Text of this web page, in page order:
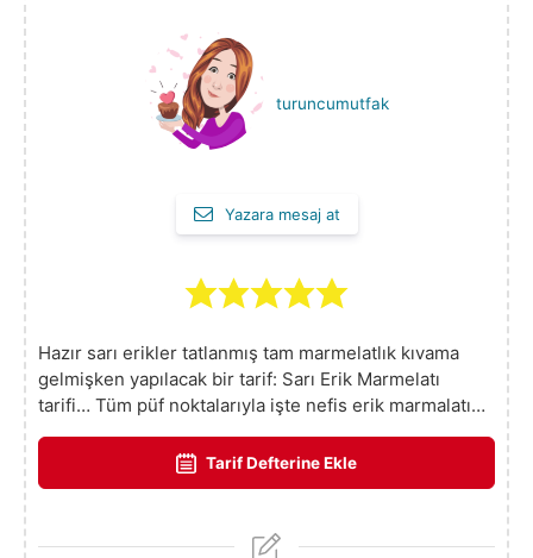
turuncumutfak
Yazara mesaj at
Hazır sarı erikler tatlanmış tam marmelatlık kıvama
gelmişken yapılacak bir tarif: Sarı Erik Marmelatı
tarifi… Tüm püf noktalarıyla işte nefis erik marmalatı…
Tarif Defterine Ekle